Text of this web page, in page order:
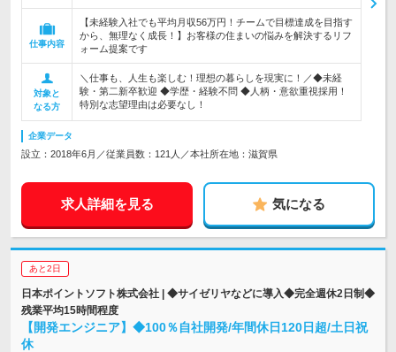
仕事内容
【未経験入社でも平均月収56万円！チームで目標達成を目指す
から、無理なく成長！】お客様の住まいの悩みを解決するリフ
ォーム提案です
対象と
なる方
＼仕事も、人生も楽しむ！理想の暮らしを現実に！／◆未経
験・第二新卒歓迎 ◆学歴・経験不問 ◆人柄・意欲重視採用！
特別な志望理由は必要なし！
企業データ
設立：2018年6月／従業員数：121人／本社所在地：滋賀県
求人詳細を見る 気になる
あと2日
日本ポイントソフト株式会社 | ◆サイゼリヤなどに導入◆完全週休2日制◆
残業平均15時間程度
【開発エンジニア】◆100％自社開発/年間休日120日超/土日祝
休